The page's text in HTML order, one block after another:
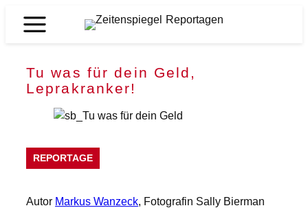
Inhalt
Zeitenspiegel
Tu was für dein Geld,
Leprakranker!
REPORTAGE
Autor Markus Wanzeck, Fotografin Sally Bierman